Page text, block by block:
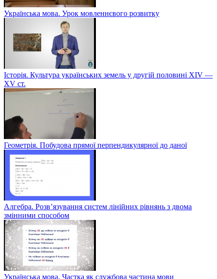
Українська мова. Урок мовленнєвого розвитку
Історія. Культура українських земель у другій половині XIV —
XV ст.
Геометрія. Побудова прямої перпендикулярної до даної
Алгебра. Розв’язування систем лінійних рівнянь з двома
змінними способом
Українська мова. Частка як службова частина мови